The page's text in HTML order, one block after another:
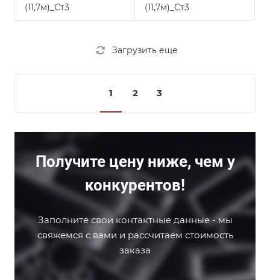
(11,7м)_Ст3 (11,7м)_Ст3
Загрузить еще
1 2 3
Получите цену ниже, чем у
конкурентов!
Заполните свои контактные данные - мы
свяжемся с вами и рассчитаем стоимость
заказа